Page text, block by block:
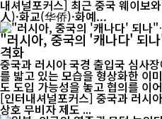
내셔널포커스] 최근 중국 웨이보
人)·화교(华侨)·화예...
"러시아, 중국의 '캐나다' 되
격화
중국과 러시아 국경 출입국 심사
를 밟고 있는 모습을 형상화한 이
도 도입 가능성을 놓고 협의를 이
[인터내셔널포커스] 중국과 러시
상호 무비자 제도 ...